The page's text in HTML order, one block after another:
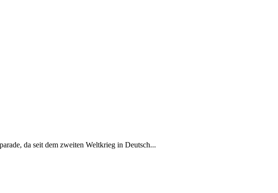
da seit dem zweiten Weltkrieg in Deutsch...